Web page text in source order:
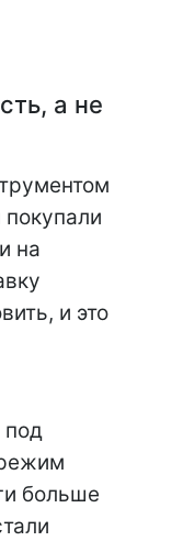
а не
на
и это
под
больше